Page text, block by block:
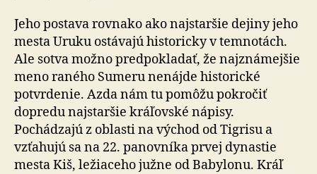
Jeho postava rovnako ako najstaršie dejiny jeho
mesta Uruku ostávajú historicky v temnotách.
Ale sotva možno predpokladať, že najznámejšie
meno raného Sumeru nenájde historické
potvrdenie. Azda nám tu pomôžu pokročiť
dopredu najstaršie kráľovské nápisy.
Pochádzajú z oblasti na východ od Tigrisu a
vzťahujú sa na 22. panovníka prvej dynastie
mesta Kiš, ležiaceho južne od Babylonu. Kráľ